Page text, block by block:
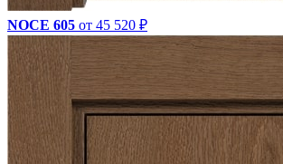
NOCE 605 от 45 520 ₽